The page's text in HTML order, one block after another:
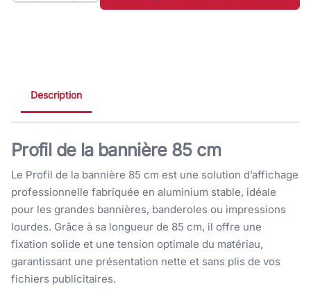
Description
Profil de la bannière 85 cm
Le Profil de la bannière 85 cm est une solution d’affichage
professionnelle fabriquée en aluminium stable, idéale
pour les grandes bannières, banderoles ou impressions
lourdes. Grâce à sa longueur de 85 cm, il offre une
fixation solide et une tension optimale du matériau,
garantissant une présentation nette et sans plis de vos
fichiers publicitaires.